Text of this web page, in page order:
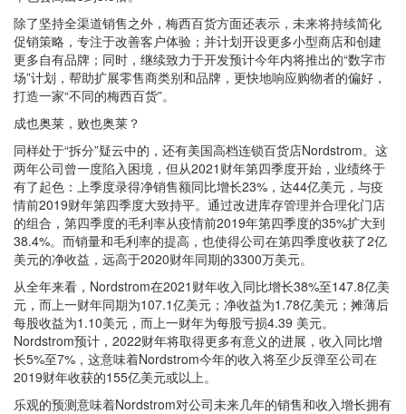
除了坚持全渠道销售之外，梅西百货方面还表示，未来将持续简化
促销策略，专注于改善客户体验；并计划开设更多小型商店和创建
更多自有品牌；同时，继续致力于开发预计今年内将推出的“数字市
场”计划，帮助扩展零售商类别和品牌，更快地响应购物者的偏好，
打造一家“不同的梅西百货”。
成也奥莱，败也奥莱？
同样处于“拆分”疑云中的，还有美国高档连锁百货店Nordstrom。这
两年公司曾一度陷入困境，但从2021财年第四季度开始，业绩终于
有了起色：上季度录得净销售额同比增长23%，达44亿美元，与疫
情前2019财年第四季度大致持平。通过改进库存管理并合理化门店
的组合，第四季度的毛利率从疫情前2019年第四季度的35%扩大到
38.4%。而销量和毛利率的提高，也使得公司在第四季度收获了2亿
美元的净收益，远高于2020财年同期的3300万美元。
从全年来看，Nordstrom在2021财年收入同比增长38%至147.8亿美
元，而上一财年同期为107.1亿美元；净收益为1.78亿美元；摊薄后
每股收益为1.10美元，而上一财年为每股亏损4.39 美元。
Nordstrom预计，2022财年将取得更多有意义的进展，收入同比增
长5%至7%，这意味着Nordstrom今年的收入将至少反弹至公司在
2019财年收获的155亿美元或以上。
乐观的预测意味着Nordstrom对公司未来几年的销售和收入增长拥有